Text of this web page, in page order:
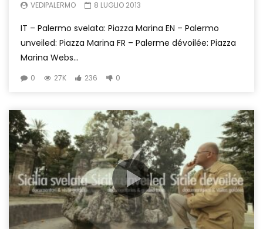
VEDIPALERMO 8 LUGLIO 2013
IT – Palermo svelata: Piazza Marina EN – Palermo
unveiled: Piazza Marina FR – Palerme dévoilée: Piazza
Marina Webs...
0 27K 236 0